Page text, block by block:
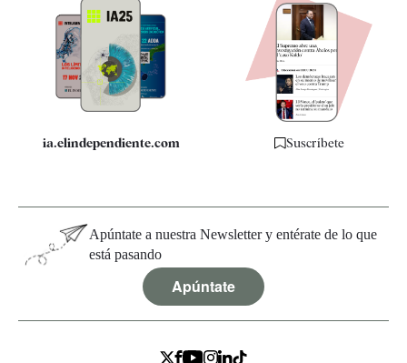
Quiénes somos
Especificaciones
ia.elindependiente.com Suscríbete
Apúntate a nuestra Newsletter y entérate de lo que
está pasando
Apúntate